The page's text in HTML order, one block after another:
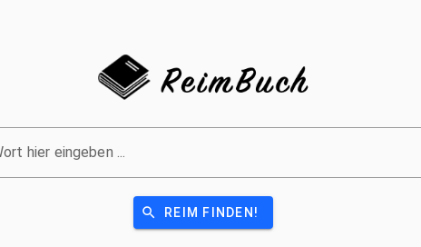
hier eingeben ...
search REIM FINDEN!